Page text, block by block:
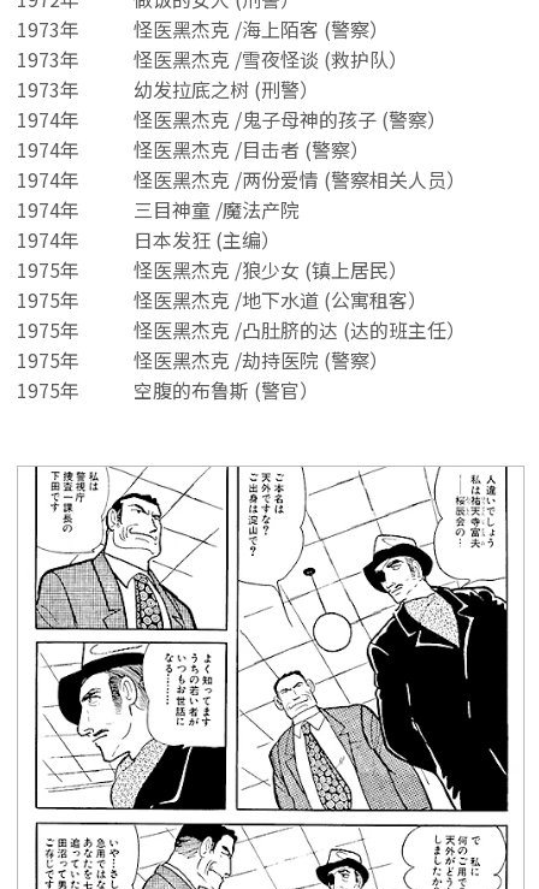
1973年
怪医黑杰克 /海上陌客 (警察）
1973年
怪医黑杰克 /雪夜怪谈 (救护队）
1973年
幼发拉底之树 (刑警）
1974年
怪医黑杰克 /鬼子母神的孩子 (警察）
1974年
怪医黑杰克 /目击者 (警察）
1974年
怪医黑杰克 /两份爱情 (警察相关人员）
1974年
三目神童 /魔法产院
1974年
日本发狂 (主编）
1975年
怪医黑杰克 /狼少女 (镇上居民）
1975年
怪医黑杰克 /地下水道 (公寓租客）
1975年
怪医黑杰克 /凸肚脐的达 (达的班主任）
1975年
怪医黑杰克 /劫持医院 (警察）
1975年
空腹的布鲁斯 (警官）